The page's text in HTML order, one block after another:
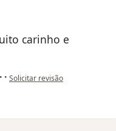
carinho e
• • na opinião do utilizador
Solicitar revisão